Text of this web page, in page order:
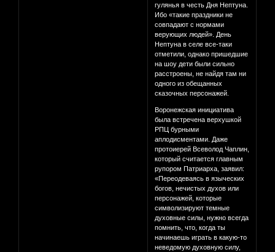
гулянья в честь Дня Нептуна.
Ибо «такие праздники не
совпадают с нормами
верующих людей». День
Нептуна в селе все-таки
отметили, однако пришедшие
на шоу дети были сильно
расстроены, не найдя там ни
одного из обещанных
сказочных персонажей.
Воронежская инициатива
была встречена верхушкой
РПЦ бурными
аплодисментами. Даже
протоиерей Всеволод Чаплин,
который считается главным
рупором Патриарха, заявил:
«Переодеваясь в языческих
богов, нечистых духов или
персонажей, которые
символизируют темные
духовные силы, нужно всегда
помнить, что, когда ты
начинаешь играть в какую-то
неведомую духовную силу,